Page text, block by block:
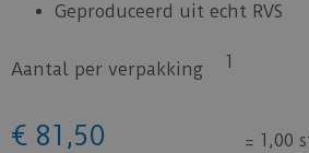
Geproduceerd uit echt RVS
Aantal per verpakking 1
€ 81 ,50 = 1,00